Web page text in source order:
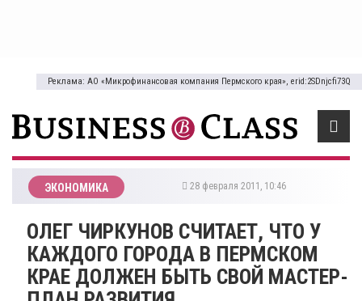
Реклама: АО «Микрофинансовая компания Пермского края», erid:2SDnjcfi73Q
ЭКОНОМИКА 28 февраля 2011, 10:46
ОЛЕГ ЧИРКУНОВ СЧИТАЕТ, ЧТО У
КАЖДОГО ГОРОДА В ПЕРМСКОМ
КРАЕ ДОЛЖЕН БЫТЬ СВОЙ МАСТЕР-